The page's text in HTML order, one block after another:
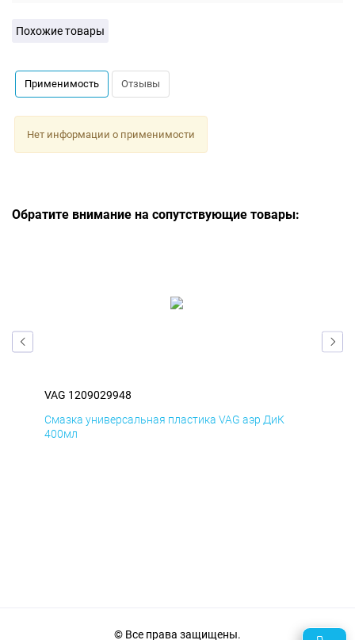
Похожие товары
Применимость Отзывы
Нет информации о применимости
Обратите внимание на сопутствующие товары:
VAG 1209029948
Смазка универсальная пластика VAG аэр ДиК
400мл
© Все права защищены.